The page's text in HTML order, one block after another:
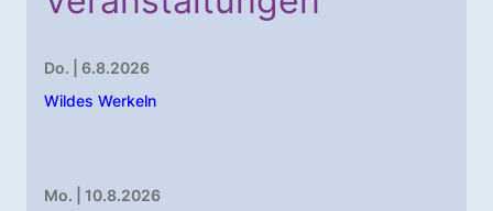
Do. | 6.8.2026
Wildes Werkeln
Mo. | 10.8.2026